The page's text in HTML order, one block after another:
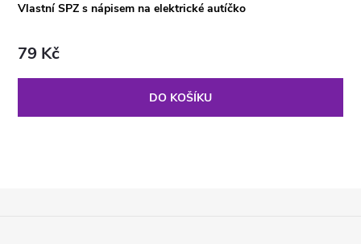
Vlastní SPZ s nápisem na elektrické autíčko
79 Kč
DO KOŠÍKU